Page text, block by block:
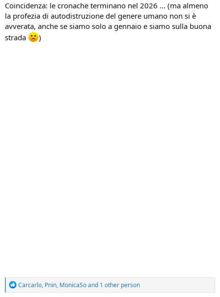
Coincidenza: le cronache terminano nel 2026 ... (ma almeno
la profezia di autodistruzione del genere umano non si è
avverata, anche se siamo solo a gennaio e siamo sulla buona
strada
)
R
e
Carcarlo, Pnin, MonicaSoand 1 other person